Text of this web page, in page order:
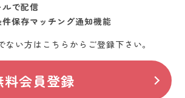
で配信
保存マッチング通知機能
ない方はこちらからご登録下さい。
料会員登録